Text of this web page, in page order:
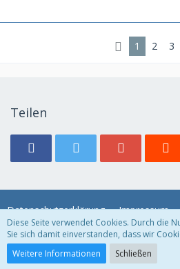
1 2 3
Teilen
Datenschutzerklärung Impressum
Community-Software:
Diese Seite verwendet Cookies. Durch die
Sie sich damit einverstanden, dass wir
Weitere Informationen
Schließen